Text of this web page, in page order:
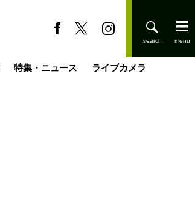
特集・ニュース ライブカメラ